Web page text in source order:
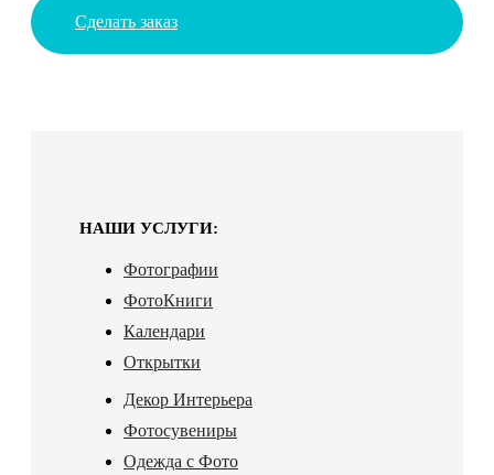
Сделать заказ
НАШИ УСЛУГИ:
Фотографии
ФотоКниги
Календари
Открытки
Декор Интерьера
Фотосувениры
Одежда с Фото